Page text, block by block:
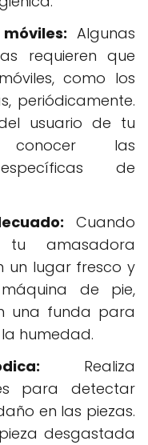
Algunas
requieren que
como los
periódicamente.
usuario de tu
las
de
Cuando
amasadora
un lugar fresco y
de pie,
una funda para
humedad.
Realiza
para detectar
en las piezas.
desgastada